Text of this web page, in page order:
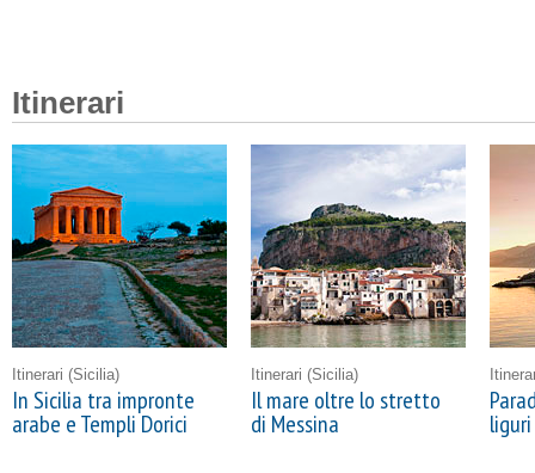
Itinerari
Itinerari (Sicilia)
In Sicilia tra impronte
arabe e Templi Dorici
Itinerari (Sicilia)
Il mare oltre lo stretto
di Messina liguri